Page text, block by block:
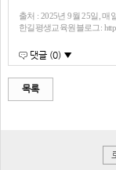
출처 : 2025년 9월 25일, 매
한길평생교육원블로그:
댓글 (0) ▼
목록